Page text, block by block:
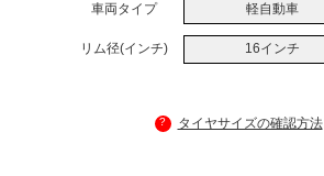
車両タイプ 軽自動車
リム径(インチ) 16インチ
? タイヤサイズの確認方法